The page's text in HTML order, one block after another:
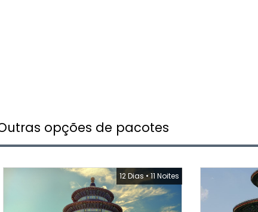
opções de pacotes
12 Dias•11 Noites